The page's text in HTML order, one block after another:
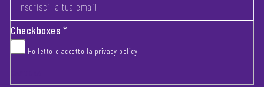
Checkboxes*
Ho letto e accetto la privacy policy